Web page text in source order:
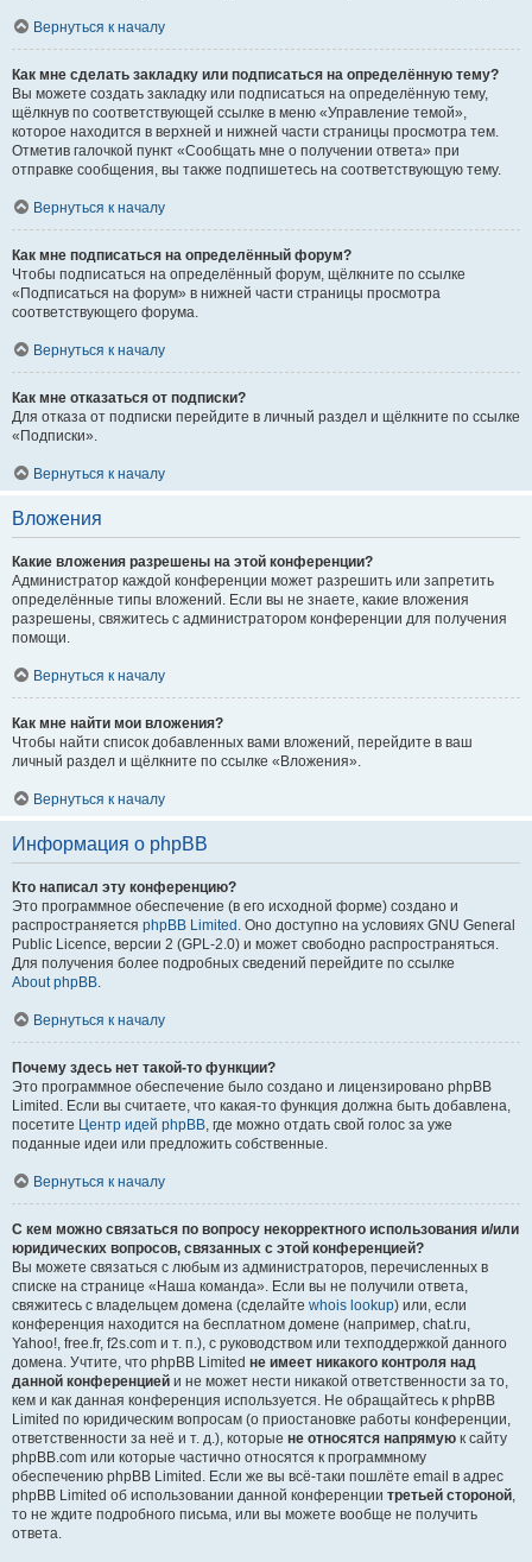
Вернуться к началу
Как мне сделать закладку или подписаться на определённую тему?
Вы можете создать закладку или подписаться на определённую тему,
щёлкнув по соответствующей ссылке в меню «Управление темой»,
которое находится в верхней и нижней части страницы просмотра тем.
Отметив галочкой пункт «Сообщать мне о получении ответа» при
отправке сообщения, вы также подпишетесь на соответствующую тему.
Вернуться к началу
Как мне подписаться на определённый форум?
Чтобы подписаться на определённый форум, щёлкните по ссылке
«Подписаться на форум» в нижней части страницы просмотра
соответствующего форума.
Вернуться к началу
Как мне отказаться от подписки?
Для отказа от подписки перейдите в личный раздел и щёлкните по ссылке
«Подписки».
Вернуться к началу
Вложения
Какие вложения разрешены на этой конференции?
Администратор каждой конференции может разрешить или запретить
определённые типы вложений. Если вы не знаете, какие вложения
разрешены, свяжитесь с администратором конференции для получения
помощи.
Вернуться к началу
Как мне найти мои вложения?
Чтобы найти список добавленных вами вложений, перейдите в ваш
личный раздел и щёлкните по ссылке «Вложения».
Вернуться к началу
Информация о phpBB
Кто написал эту конференцию?
Это программное обеспечение (в его исходной форме) создано и
распространяется phpBB Limited . Оно доступно на условиях GNU General
Public Licence, версии 2 (GPL-2.0) и может свободно распространяться.
Для получения более подробных сведений перейдите по ссылке
About phpBB.
Вернуться к началу
Почему здесь нет такой-то функции?
Это программное обеспечение было создано и лицензировано phpBB
Limited. Если вы считаете, что какая-то функция должна быть добавлена,
посетите Центр идей phpBB, где можно отдать свой голос за уже
поданные идеи или предложить собственные.
Вернуться к началу
С кем можно связаться по вопросу некорректного использования и/или
юридических вопросов, связанных с этой конференцией?
Вы можете связаться с любым из администраторов, перечисленных в
списке на странице «Наша команда». Если вы не получили ответа,
свяжитесь с владельцем домена (сделайте whois lookup) или, если
конференция находится на бесплатном домене (например, chat.ru,
Yahoo!, free.fr, f2s.com и т. п.), с руководством или техподдержкой данного
домена. Учтите, что phpBB Limited не имеет никакого контроля над
данной конференцией и не может нести никакой ответственности за то,
кем и как данная конференция используется. Не обращайтесь к phpBB
Limited по юридическим вопросам (о приостановке работы конференции,
ответственности за неё и т. д.), которые не относятся напрямую к сайту
phpBB.com или которые частично относятся к программному
обеспечению phpBB Limited. Если же вы всё-таки пошлёте email в адрес
phpBB Limited об использовании данной конференции третьей стороной,
то не ждите подробного письма, или вы можете вообще не получить
ответа.